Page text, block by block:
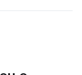
construção.